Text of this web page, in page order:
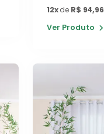
12xde R$ 94,96
Ver Produto